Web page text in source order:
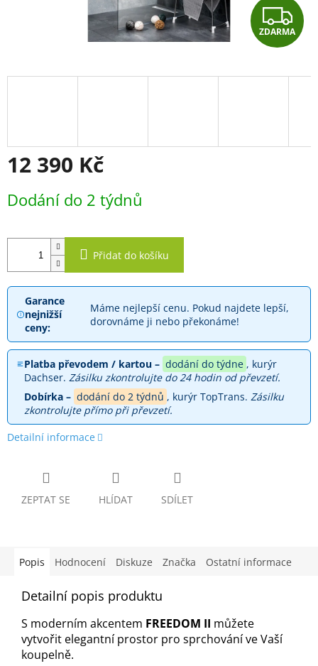
Z
D
A
ZDARMA
12 390 Kč
cena:
Dodání do 2 týdnů
Přidat do košíku
Garance
nejnižší
ceny:
Máme nejlepší cenu. Pokud najdete lepší,
dorovnáme ji nebo překonáme!
Platba převodem / kartou – dodání do týdne , kurýr
Dachser. Zásilku zkontrolujte do 24 hodin od převzetí.
Dobírka – dodání do 2 týdnů , kurýr TopTrans. Zásilku
zkontrolujte přímo při převzetí.
Detailní informace
ZEPTAT SE HLÍDAT SDÍLET
Popis Hodnocení Diskuze Značka Ostatní informace
Detailní popis produktu
S moderním akcentem FREEDOM II můžete
vytvořit elegantní prostor pro sprchování ve Vaší
koupelně.